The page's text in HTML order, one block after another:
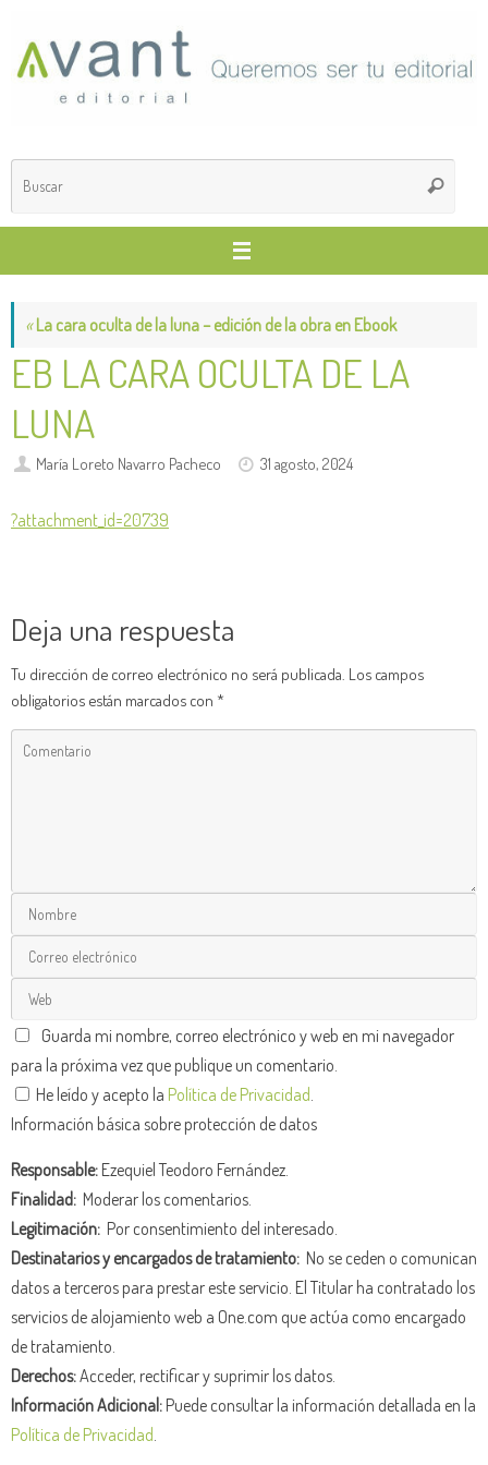
contenido
Buscar
«La cara oculta de la luna – edición de la obra en Ebook
EB LA CARA OCULTA DE LA
LUNA
María Loreto Navarro Pacheco 31 agosto, 2024
?attachment_id=20739
Deja una respuesta
Tu dirección de correo electrónico no será publicada. Los campos
obligatorios están marcados con *
Guarda mi nombre, correo electrónico y web en mi navegador
para la próxima vez que publique un comentario.
He leído y acepto la Política de Privacidad
Información básica sobre protección de datos
Responsable:Ezequiel Teodoro Fernández.
Finalidad: Moderar los comentarios.
Legitimación: Por consentimiento del interesado.
Destinatarios y encargados de tratamiento: No se ceden o comunican
datos a terceros para prestar este servicio. El Titular ha contratado los
servicios de alojamiento web a One.com que actúa como encargado
de tratamiento.
Derechos:Acceder, rectificar y suprimir los datos.
Información Adicional:Puede consultar la información detallada en la
Política de Privacidad